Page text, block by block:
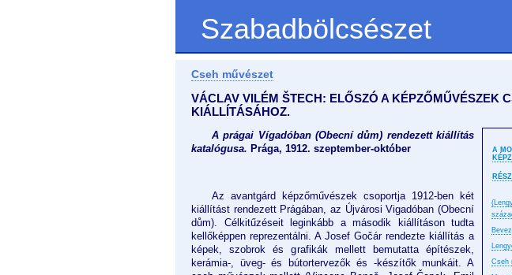
Szabadbölcsészet
Cseh művészet
VÁCLAV VILÉM ŠTECH: ELŐSZÓ A KÉPZŐMŰVÉSZEK
KIÁLLÍTÁSÁHOZ.
A
Cseh
A prágai Vígadóban (Obecní dům) rendezett kiállítás
katalógusa. Prága, 1912. szeptember-október
Az avantgárd képzőművészek csoportja 1912-ben két
kiállítást rendezett Prágában, az Újvárosi Vigadóban (Obecní
dům). Célkitűzéseit leginkább a második kiállításon tudta
kellőképpen reprezentálni. A Josef Gočár rendezte kiállítás a
képek, szobrok és grafikák mellett bemutatta építészek,
kerámia-, üveg- és bútortervezők és -készítők munkáit. A